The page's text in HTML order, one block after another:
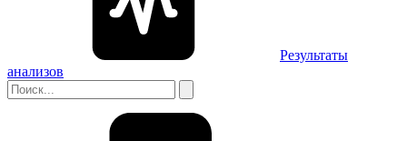
Результаты
анализов